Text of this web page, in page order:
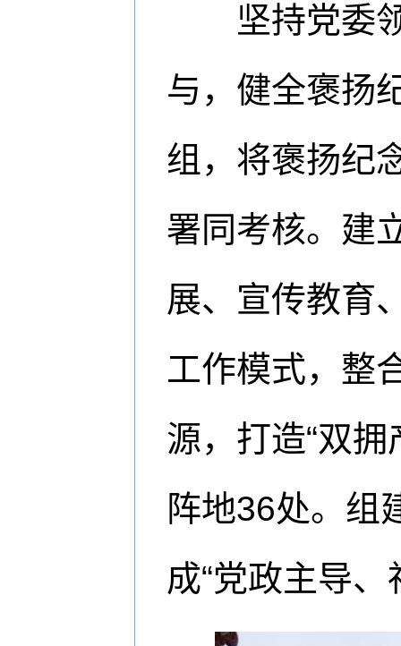
坚持党委领
与，健全褒扬
组，将褒扬纪
署同考核。建
展、宣传教育
工作模式，整
源，打造“双拥
阵地36处。组
成“党政主导